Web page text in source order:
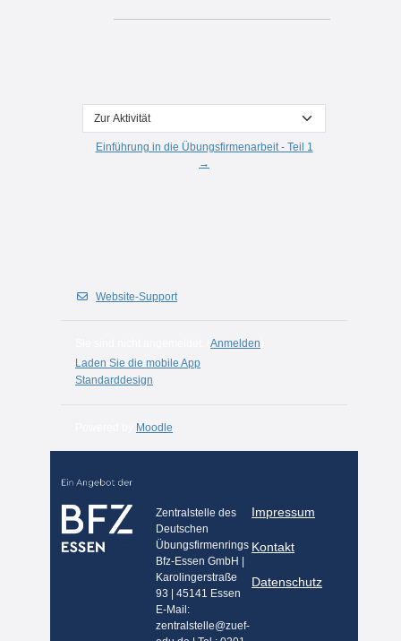
Zur Aktivität
Einführung in die Übungsfirmenarbeit - Teil 1
→
Website-Support
Anmelden
Laden Sie die mobile App
Standarddesign
Moodle
Zentralstelle des
Deutschen
Übungsfirmenrings
Bfz-Essen GmbH |
Karolingerstraße
93 | 45141 Essen
E-Mail:
zentralstelle@zuef-
Impressum
Kontakt
Datenschutz